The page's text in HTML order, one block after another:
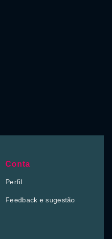
Conta
Perfil
Feedback e sugestão